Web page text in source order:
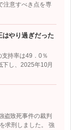
注意すべき点を専
やり過ぎだった
持率は49．0％
下し、2025年10月
盗致死事件の裁判
求刑しました。 強